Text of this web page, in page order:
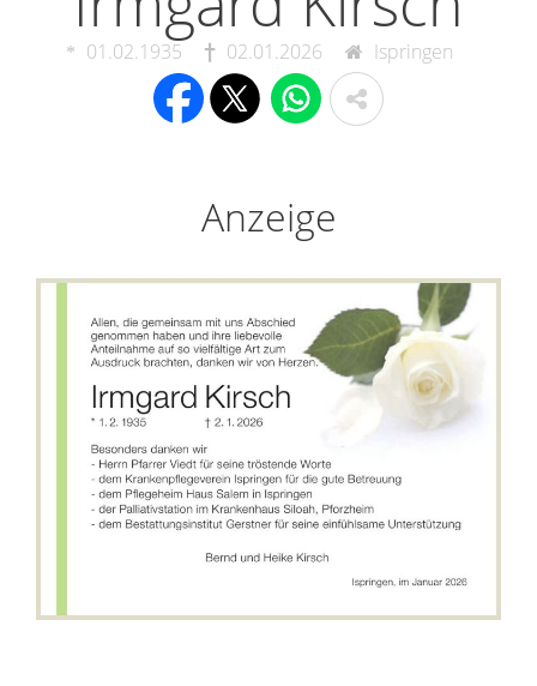
01.02.1935 02.01.2026 Ispringen
Anzeige